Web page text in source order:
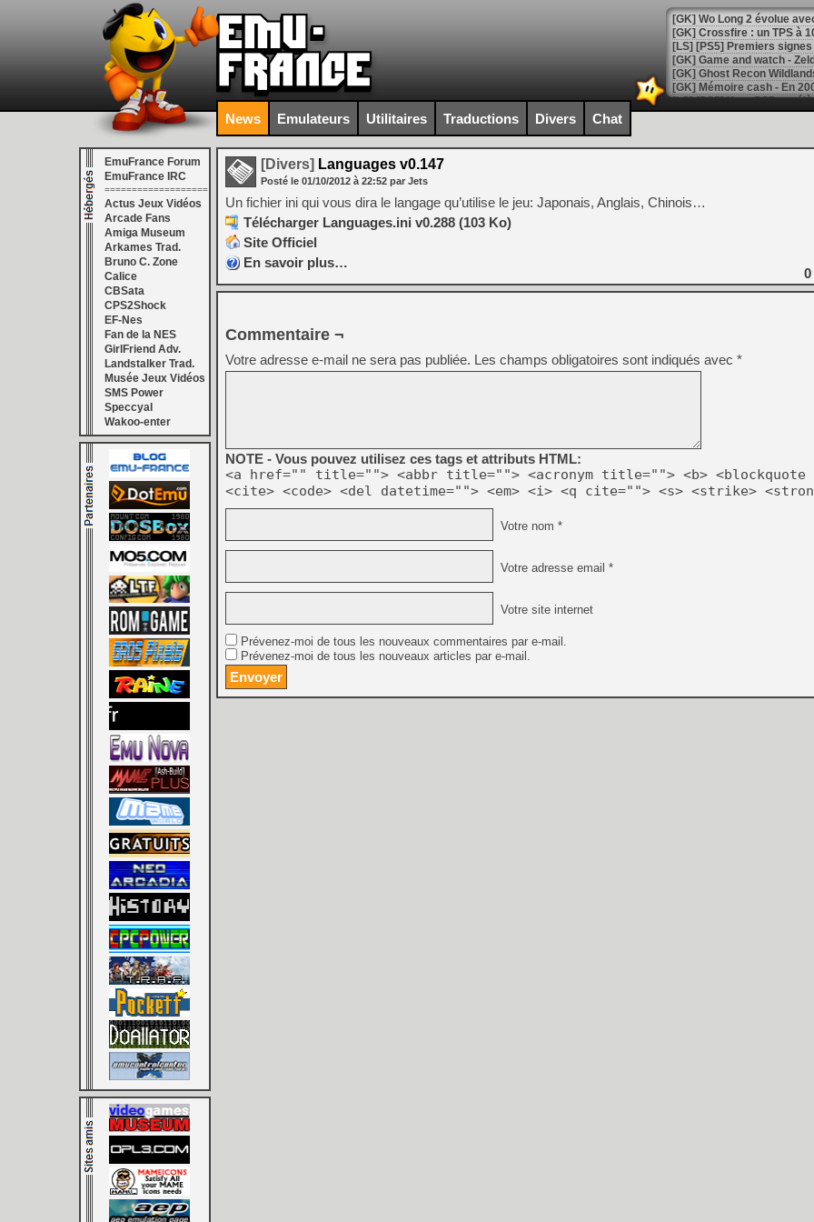
[GK] Wo Long 2 évolue
[GK] Crossfire : un TPS à
[LS] [PS5] Premiers
[Mo5] DOOM arrive en
[GK] Bethesda fête les 30
[GK] Roblox : l'action en
[GK] Agenda - GeForce
[LS] [PS5] ps5-y2jb-
[GK] Pourquoi Marvel
[GK] Test : Restory : Chill
[GK] GTA 6 : Rockstar
[GK] Hot Wheels Infinite
[GK] Mémoire cash -
[GK] Résultats Nintendo :
[GK] Déjà des
[Mo5] Brickboy cherche à
[GK] Beast of
[GK] Ubisoft : fin de partie
[GK] Mémoire cash -
[GK] Dan Houser (GTA)
[GK] Comment EA Sports
[GK] Crimson Moon : un
[GK] Isle of Reveries : le
[GK] Moonlighter 2 : The
[GK] Capcom relance
[Mo5] Deux inédits du
[GK] Le beat'em up The
[GK] Mistfall Hunter : déjà
News Emulateurs Utilitaires Traductions Divers Chat
EmuFrance Forum
EmuFrance IRC
===================
Actus Jeux Vidéos
Arcade Fans
Amiga Museum
Arkames Trad.
Bruno C. Zone
Calice
CBSata
CPS2Shock
EF-Nes
Fan de la NES
GirlFriend Adv.
Landstalker Trad.
Musée Jeux Vidéos
SMS Power
Speccyal
Wakoo-enter
[Divers] Languages v0.147
Posté le 01/10/2012 à 22:52 par Jets
Un fichier ini qui vous dira le langage qu’utilise le jeu: Japonais, Anglais, Chinois…
Télécharger Languages.ini v0.288 (103 Ko)
Site Officiel
En savoir plus…
0
Commentaire ¬
Votre adresse e-mail ne sera pas publiée. Les champs obligatoires sont indiqués avec *
NOTE - Vous pouvez utilisez ces tags et attributs HTML:
<a href="" title=""> <abbr title=""> <acronym title=""> <b> <blockquote
<cite> <code> <del datetime=""> <em> <i> <q cite=""> <s> <strike>
Votre nom *
Votre adresse email *
Votre site internet
Prévenez-moi de tous les nouveaux commentaires par e-mail.
Prévenez-moi de tous les nouveaux articles par e-mail.